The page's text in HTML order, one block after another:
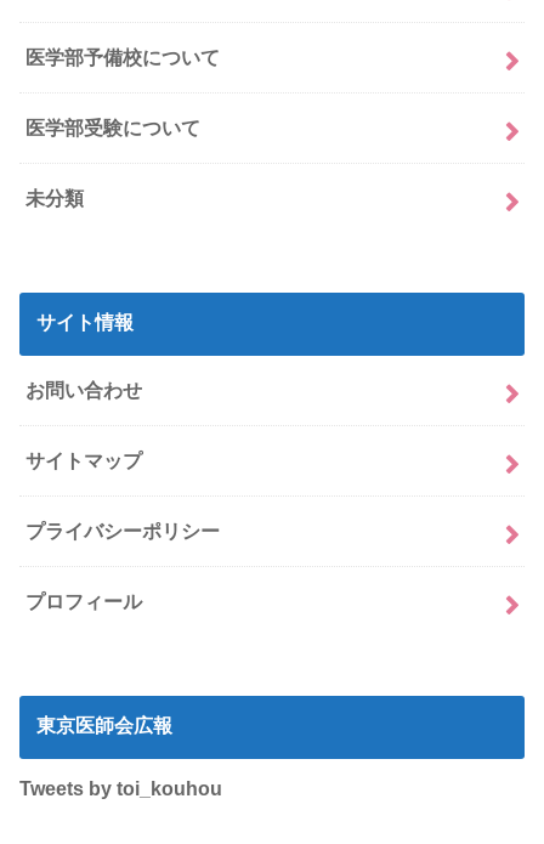
医学部予備校について
医学部受験について
未分類
サイト情報
お問い合わせ
サイトマップ
プライバシーポリシー
プロフィール
東京医師会広報
Tweets by toi_kouhou